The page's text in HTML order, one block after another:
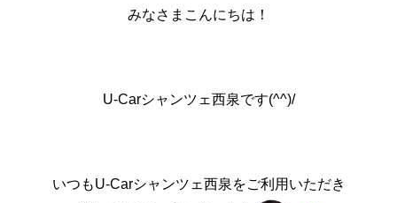
みなさまこんにちは！
U-Carシャンツェ西泉です(^^)/
いつもU-Carシャンツェ西泉をご利用いただき